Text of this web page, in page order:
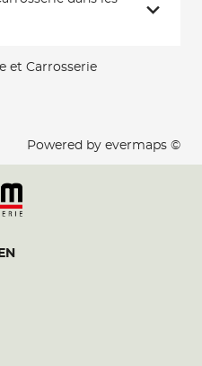
et Carrosserie
Powered by evermaps ©